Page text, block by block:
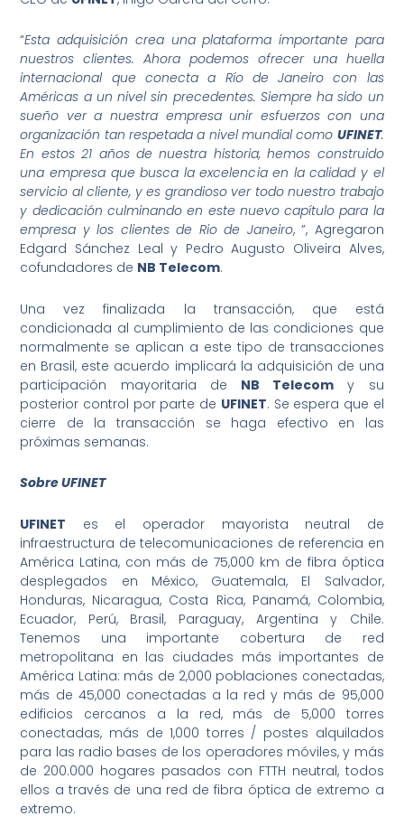
“Esta adquisición crea una plataforma importante para
nuestros clientes. Ahora podemos ofrecer una huella
internacional que conecta a Río de Janeiro con las
Américas a un nivel sin precedentes. Siempre ha sido un
sueño ver a nuestra empresa unir esfuerzos con una
organización tan respetada a nivel mundial como UFINET.
En estos 21 años de nuestra historia, hemos construido
una empresa que busca la excelencia en la calidad y el
servicio al cliente, y es grandioso ver todo nuestro trabajo
y dedicación culminando en este nuevo capítulo para la
empresa y los clientes de Rio de Janeiro, ”, Agregaron
Edgard Sánchez Leal y Pedro Augusto Oliveira Alves,
cofundadores de NB Telecom.
Una vez finalizada la transacción, que está
condicionada al cumplimiento de las condiciones que
normalmente se aplican a este tipo de transacciones
en Brasil, este acuerdo implicará la adquisición de una
participación mayoritaria de NB Telecom y su
posterior control por parte de UFINET. Se espera que el
cierre de la transacción se haga efectivo en las
próximas semanas.
Sobre UFINET
UFINET es el operador mayorista neutral de
infraestructura de telecomunicaciones de referencia en
América Latina, con más de 75,000 km de fibra óptica
desplegados en México, Guatemala, El Salvador,
Honduras, Nicaragua, Costa Rica, Panamá, Colombia,
Ecuador, Perú, Brasil, Paraguay, Argentina y Chile.
Tenemos una importante cobertura de red
metropolitana en las ciudades más importantes de
América Latina: más de 2,000 poblaciones conectadas,
más de 45,000 conectadas a la red y más de 95,000
edificios cercanos a la red, más de 5,000 torres
conectadas, más de 1,000 torres / postes alquilados
para las radio bases de los operadores móviles, y más
de 200.000 hogares pasados con FTTH neutral, todos
ellos a través de una red de fibra óptica de extremo a
extremo.